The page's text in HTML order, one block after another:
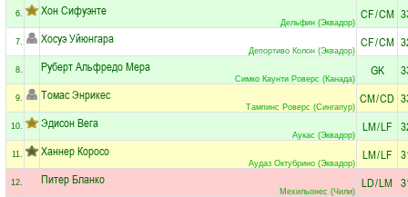
6. Хон Сифуэнте
Дельфин (Эквадор)
CF/CM
7. Хосуэ Уйюнгара
Депортиво Колон (Эквадор)
CF/CM
8. Руберт Альфредо Мера
Симко Каунти Роверс (Канада)
GK
9. Томас Энрикес
Тампинс Роверс (Сингапур)
CM/CD
10. Эдисон Вега
Аукас (Эквадор)
LM/LF
11. Ханнер Коросо
Аудаз Октубрино (Эквадор)
LM/LF
12. Питер Бланко
Мехильонес (Чили)
LD/LM